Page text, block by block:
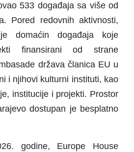
533 događaja sa više od
Pored redovnih aktivnosti,
domaćin događaja koje
finansirani od strane
država članica EU u
i njihovi kulturni instituti, kao
institucije i projekti. Prostor
dostupan je besplatno
godine, Europe House